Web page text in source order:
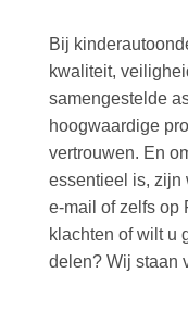
Bij
kwaliteit,
samengestelde
hoogwaardige
vertrouwen. En
essentieel is, zijn
e-mail of zelfs op
klachten of wilt u
delen? Wij staan